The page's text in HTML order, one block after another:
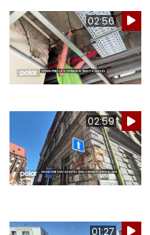
02:56
02:59
01:27